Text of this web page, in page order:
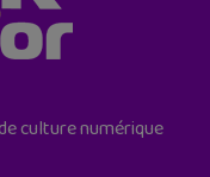
culture numérique